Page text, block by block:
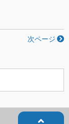
次ページ